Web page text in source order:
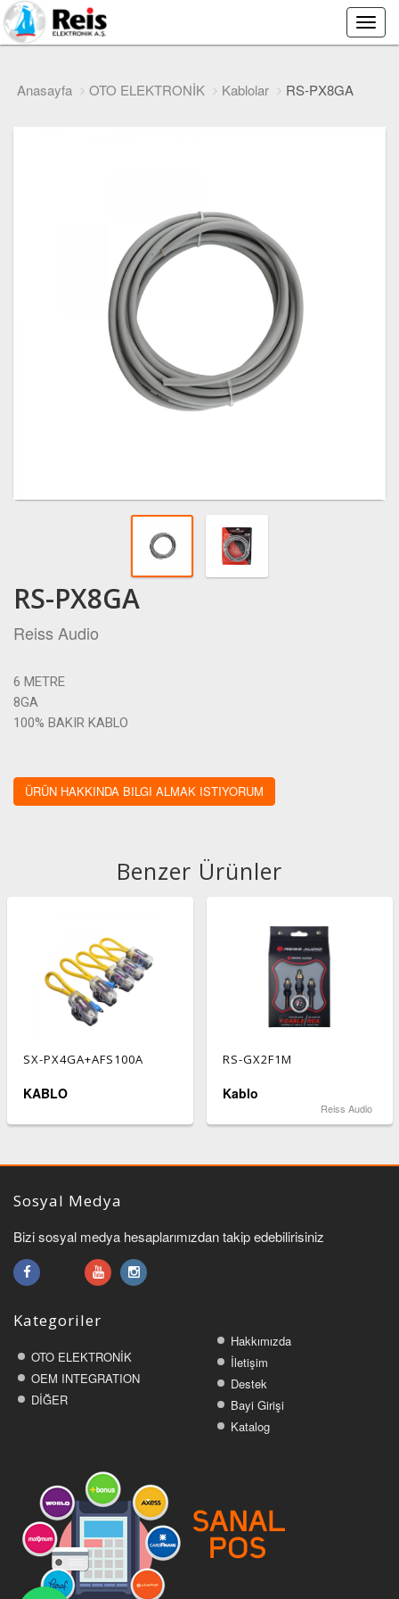
Main
Menu
Anasayfa OTO ELEKTRONİK Kablolar RS-PX8GA
RS-PX8GA
Reiss Audio
6 METRE
8GA
100% BAKIR KABLO
ÜRÜN HAKKINDA BILGI ALMAK ISTIYORUM
Benzer Ürünler
SX-PX4GA+AFS100A
KABLO
RS-GX2F1M
Kablo
Reiss Audio
Sosyal Medya
Bizi sosyal medya hesaplarımızdan takip edebilirisiniz
Kategoriler
OTO ELEKTRONİK
OEM INTEGRATION
DİĞER
Hakkımızda
İletişim
Destek
Bayi Girişi
Katalog